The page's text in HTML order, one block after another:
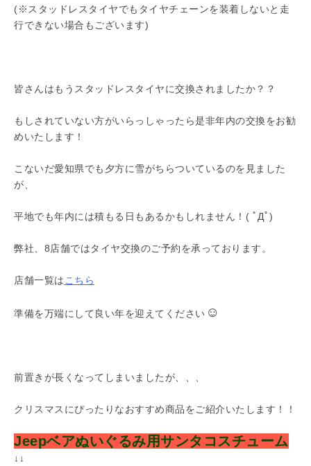
(※スタッドレスタイヤでもタイヤチェーンを装着しないと走
行できない場合もございます)
皆さんはもうスタッドレスタイヤに交換されましたか？？
もしされていない方がいらっしゃったら是非年内の交換をお勧
めいたします！
こないだ愛知県でも夕方に雪がちらついているのを見ました
が、
平地でも年内には積もる日もあるかもしれません！( ﾟДﾟ)
弊社、8店舗ではタイヤ交換のご予約を承っております。
店舗一覧は こちら
準備を万端にして良い年を迎えてください ☺
前置きが長くなってしまいましたが、、、
クリスマスにぴったりなおすすめ商品をご紹介いたします！！
Jeepベアぬいぐるみ用サンタコスチューム
↓↓